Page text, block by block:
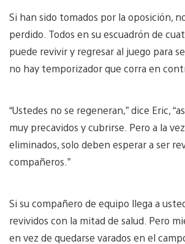
Si han sido tomados por la oposición,
perdido. Todos en su escuadrón de
puede revivir y regresar al juego para
no hay temporizador que corra en
“Ustedes no se regeneran,” dice Eric,
muy precavidos y cubrirse. Pero a la
eliminados, solo deben esperar a ser
compañeros.”
Si su compañero de equipo llega a
revividos con la mitad de salud. Pero
en vez de quedarse varados en el